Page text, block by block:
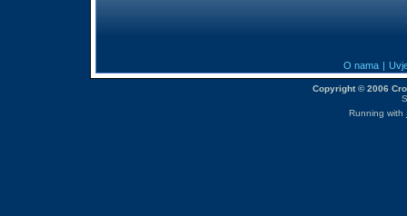
O nama |
Copyright © 2006
Running with